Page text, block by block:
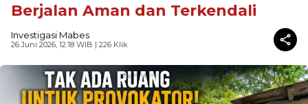
Berjalan Aman dan Terkendali
Investigasi Mabes
26 Juni 2026, 12:18 WIB | 226 Klik